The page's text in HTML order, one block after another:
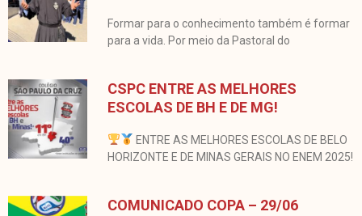
Formar para o conhecimento também é formar
para a vida. Por meio da Pastoral do
CSPC ENTRE AS MELHORES
ESCOLAS DE BH E DE MG!
ENTRE AS MELHORES ESCOLAS DE BELO
HORIZONTE E DE MINAS GERAIS NO ENEM 2025!
COMUNICADO COPA – 29/06